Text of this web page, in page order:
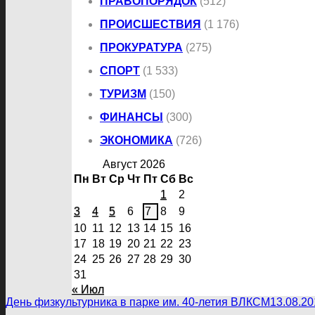
ПРОИСШЕСТВИЯ (1 176)
ПРОКУРАТУРА (275)
СПОРТ (1 533)
ТУРИЗМ (150)
ФИНАНСЫ (300)
ЭКОНОМИКА (726)
Август 2026
Пн Вт Ср Чт Пт Сб Вс
1
2
3
4 5 6 7 8
9
10 11 12 13 14 15 16
17 18 19 20 21 22 23
24 25 26 27 28 29 30
31
« Июл
День физкультурника в парке им. 40-летия ВЛКСМ